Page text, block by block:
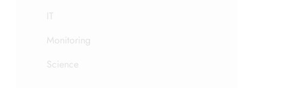
IT
Monitoring
Science